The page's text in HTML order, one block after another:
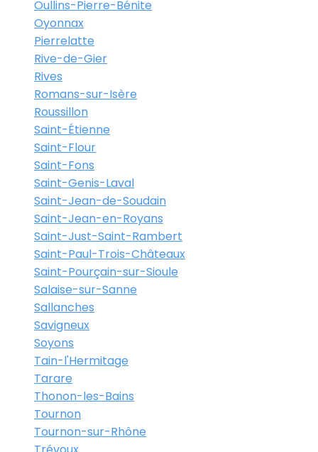
Oullins-Pierre-Bénite
Oyonnax
Pierrelatte
Rive-de-Gier
Rives
Romans-sur-Isère
Roussillon
Saint-Étienne
Saint-Flour
Saint-Fons
Saint-Genis-Laval
Saint-Jean-de-Soudain
Saint-Jean-en-Royans
Saint-Just-Saint-Rambert
Saint-Paul-Trois-Châteaux
Saint-Pourçain-sur-Sioule
Salaise-sur-Sanne
Sallanches
Savigneux
Soyons
Tain-l'Hermitage
Tarare
Thonon-les-Bains
Tournon
Tournon-sur-Rhône